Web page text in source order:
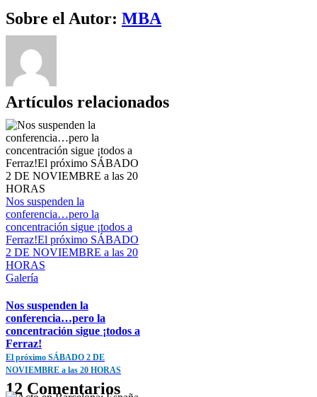
Facebook
Twitter
WhatsApp
Telegram
Correo
electrónico
Sobre el Autor: MBA
Artículos relacionados
Nos suspenden la
conferencia…pero la
concentración sigue ¡todos a
Ferraz!El próximo SÁBADO
2 DE NOVIEMBRE a las 20
HORAS
Galería
Nos suspenden la
conferencia…pero la
concentración sigue ¡todos a
Ferraz!
El próximo SÁBADO 2 DE
NOVIEMBRE a las 20 HORAS
12 Comentarios